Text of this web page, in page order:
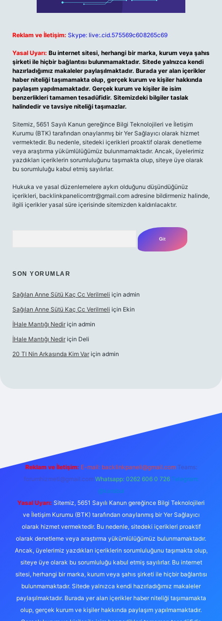
Reklam ve İletişim: Skype: live:.cid.575569c608265c69
Yasal Uyarı: Bu internet sitesi, herhangi bir marka, kurum veya şahıs
şirketi ile hiçbir bağlantısı bulunmamaktadır. Sitede yalnızca kendi
hazırladığımız makaleler paylaşılmaktadır. Burada yer alan içerikler
haber niteliği taşımamakta olup, gerçek kurum ve kişiler hakkında
paylaşım yapılmamaktadır. Gerçek kurum ve kişiler ile isim
benzerlikleri tamamen tesadüfidir. Sitemizdeki bilgiler taslak
halindedir ve tavsiye niteliği taşımazlar.
Sitemiz, 5651 Sayılı Kanun gereğince Bilgi Teknolojileri ve İletişim
Kurumu (BTK) tarafından onaylanmış bir Yer Sağlayıcı olarak hizmet
vermektedir. Bu nedenle, sitedeki içerikleri proaktif olarak denetleme
veya araştırma yükümlülüğümüz bulunmamaktadır. Ancak, üyelerimiz
yazdıkları içeriklerin sorumluluğunu taşımakta olup, siteye üye olarak
bu sorumluluğu kabul etmiş sayılırlar.
Hukuka ve yasal düzenlemelere aykırı olduğunu düşündüğünüz
içerikleri, backlinkpanelicomtr@gmail.com adresine bildirmeniz halinde,
ilgili içerikler yasal süre içerisinde sitemizden kaldırılacaktır.
SON YORUMLAR
Sağılan Anne Sütü Kaç Cc Verilmeli için admin
Sağılan Anne Sütü Kaç Cc Verilmeli için Ekin
İHale Mantığı Nedir için admin
İHale Mantığı Nedir için Deli
20 Tl Nin Arkasında Kim Var için admin
Reklam ve İletişim: E-mail: backlinkpaneli@gmail.com Teams:
forumhizmeti@gmail.com Whatsapp: 0262 606 0 726 Telegram:
@karabul
Yasal Uyarı: Sitemiz, 5651 Sayılı Kanun gereğince Bilgi Teknolojileri
ve İletişim Kurumu (BTK) tarafından onaylanmış bir Yer Sağlayıcı
olarak hizmet vermektedir. Bu nedenle, sitedeki içerikleri proaktif
olarak denetleme veya araştırma yükümlülüğümüz bulunmamaktadır.
Ancak, üyelerimiz yazdıkları içeriklerin sorumluluğunu taşımakta olup,
siteye üye olarak bu sorumluluğu kabul etmiş sayılırlar. Bu internet
sitesi, herhangi bir marka, kurum veya şahıs şirketi ile hiçbir bağlantısı
bulunmamaktadır. Sitede yalnızca kendi hazırladığımız makaleler
paylaşılmaktadır. Burada yer alan içerikler haber niteliği taşımamakta
olup, gerçek kurum ve kişiler hakkında paylaşım yapılmamaktadır.